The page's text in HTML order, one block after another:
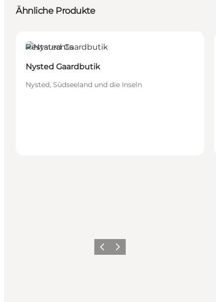
Ähnliche Produkte
Restaurants
Nysted Gaardbutik
Nysted, Südseeland und die Inseln
ZurückWeiter